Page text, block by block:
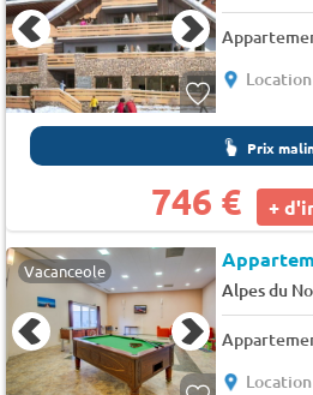
Prix
746 € +
Vacanceole
Alpes du